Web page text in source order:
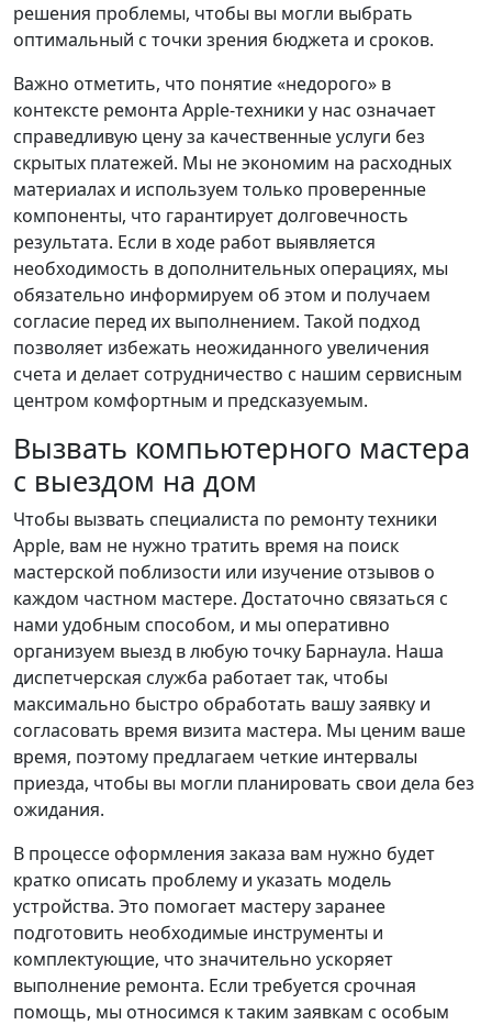
решения проблемы, чтобы вы могли выбрать
оптимальный с точки зрения бюджета и сроков.
Важно отметить, что понятие «недорого» в
контексте ремонта Apple-техники у нас означает
справедливую цену за качественные услуги без
скрытых платежей. Мы не экономим на расходных
материалах и используем только проверенные
компоненты, что гарантирует долговечность
результата. Если в ходе работ выявляется
необходимость в дополнительных операциях, мы
обязательно информируем об этом и получаем
согласие перед их выполнением. Такой подход
позволяет избежать неожиданного увеличения
счета и делает сотрудничество с нашим сервисным
центром комфортным и предсказуемым.
Вызвать компьютерного мастера
с выездом на дом
Чтобы вызвать специалиста по ремонту техники
Apple, вам не нужно тратить время на поиск
мастерской поблизости или изучение отзывов о
каждом частном мастере. Достаточно связаться с
нами удобным способом, и мы оперативно
организуем выезд в любую точку Барнаула. Наша
диспетчерская служба работает так, чтобы
максимально быстро обработать вашу заявку и
согласовать время визита мастера. Мы ценим ваше
время, поэтому предлагаем четкие интервалы
приезда, чтобы вы могли планировать свои дела без
ожидания.
В процессе оформления заказа вам нужно будет
кратко описать проблему и указать модель
устройства. Это помогает мастеру заранее
подготовить необходимые инструменты и
комплектующие, что значительно ускоряет
выполнение ремонта. Если требуется срочная
помощь, мы относимся к таким заявкам с особым